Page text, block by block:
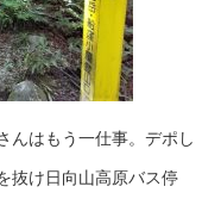
んはもう一仕事。デポし
抜け日向山高原バス停